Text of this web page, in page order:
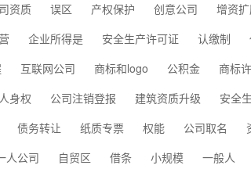
资质 误区 产权保护 创意公司 增资
企业所得是 安全生产许可证 认缴制
互联网公司 商标和logo 公积金 商标
人身权 公司注销登报 建筑资质升级 安全
债务转让 纸质专票 权能 公司取名
人公司 自贸区 借条 小规模 一般人